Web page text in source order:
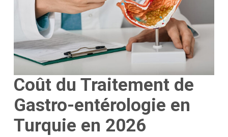
Coût du Traitement de
Gastro-entérologie en
Turquie en 2026